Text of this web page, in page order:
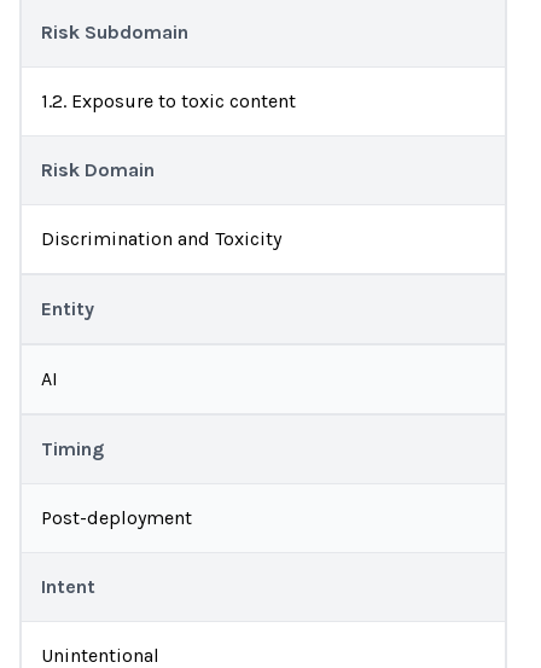
Risk Subdomain
1.2. Exposure to toxic content
Risk Domain
Discrimination and Toxicity
Entity
AI
Timing
Post-deployment
Intent
Unintentional